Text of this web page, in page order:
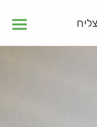
Toggle
navigation